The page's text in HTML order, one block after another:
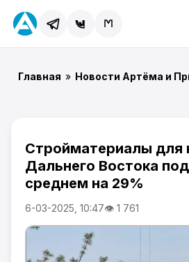
Главная » Новости Артёма и
Стройматериалы для
Дальнего Востока
среднем на 29%
6-03-2025, 10:47👁 1 761